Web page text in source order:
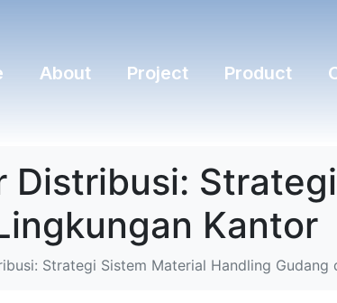
About Project Product
Distribusi:
Kantor
Strategi Sistem Material Handling Gudang